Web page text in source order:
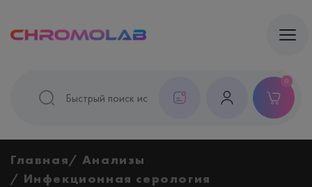
0
Главная
Анализы
Инфекционная серология